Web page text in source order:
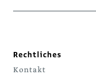
Rechtliches
Kontakt